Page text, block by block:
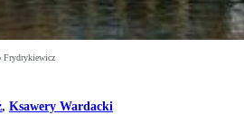
Frydrykiewicz
, Ksawery Wardacki